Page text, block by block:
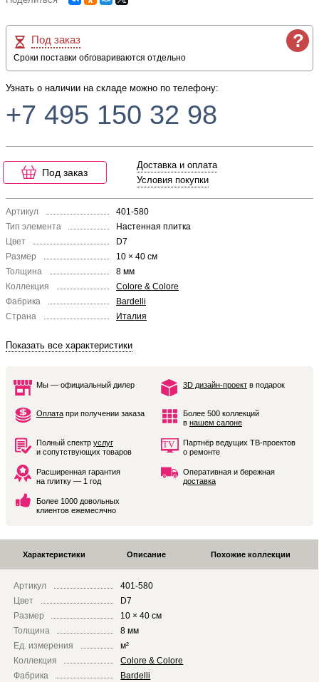
?
Под заказ
Сроки поставки обговариваются отдельно
Узнать о наличии на складе можно по телефону:
+7 495 150 32 98
Под заказ
Доставка и оплата
Условия покупки
Артикул
401-580
Тип элемента
Настенная плитка
Цвет
D7
Размер
10 × 40 см
Толщина
8 мм
Коллекция
Colore & Colore
Фабрика
Bardelli
Страна
Италия
Показать все характеристики
Мы — официальный дилер 3D дизайн-проект в подарок
Оплата при получении заказа
Более 500 коллекций
в нашем салоне
Полный спектр услуг
и сопутствующих товаров
Партнёр ведущих ТВ-проектов
о ремонте
Расширенная гарантия
на плитку — 1 год
Оперативная и бережная
доставка
Более 1000 довольных
клиентов ежемесячно
Характеристики Описание Похожие коллекции
Артикул
401-580
Цвет
D7
Размер
10 × 40 см
Толщина
8 мм
Ед. измерения
м²
Коллекция
Colore & Colore
Фабрика
Bardelli